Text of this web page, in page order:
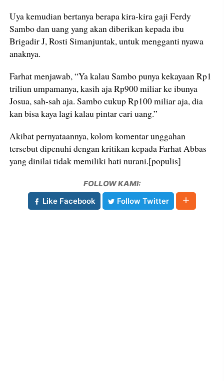
Uya kemudian bertanya berapa kira-kira gaji Ferdy
Sambo dan uang yang akan diberikan kepada ibu
Brigadir J, Rosti Simanjuntak, untuk mengganti nyawa
anaknya.
Farhat menjawab, “Ya kalau Sambo punya kekayaan Rp1
triliun umpamanya, kasih aja Rp900 miliar ke ibunya
Josua, sah-sah aja. Sambo cukup Rp100 miliar aja, dia
kan bisa kaya lagi kalau pintar cari uang.”
Akibat pernyataannya, kolom komentar unggahan
tersebut dipenuhi dengan kritikan kepada Farhat Abbas
yang dinilai tidak memiliki hati nurani.[populis]
FOLLOW KAMI:
Like Facebook
Follow Twitter